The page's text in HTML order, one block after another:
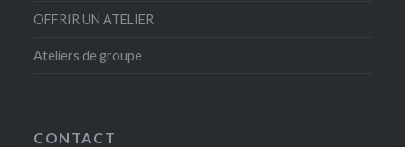
OFFRIR UN ATELIER
Ateliers de groupe
CONTACT